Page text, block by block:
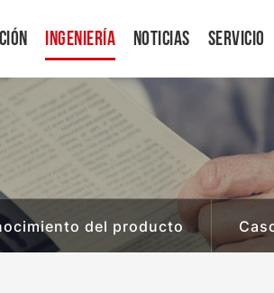
Ingeniería Noticias Servicio
del producto